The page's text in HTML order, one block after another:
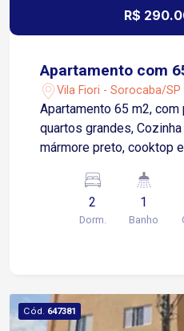
R$
Apartamento com
Vila Fiori - Sorocaba/SP
Apartamento 65 m2, com
quartos grandes,
mármore preto, cooktop
Itavuvu/Ipanema Rua
2
Dorm.
1
Banho
Cód. 647381